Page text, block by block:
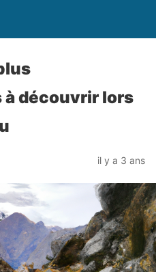
découvrir lors
il y a 3 ans